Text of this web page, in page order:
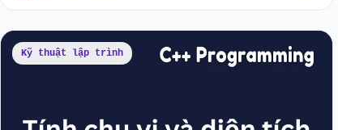
Kỹ thuật lập trình